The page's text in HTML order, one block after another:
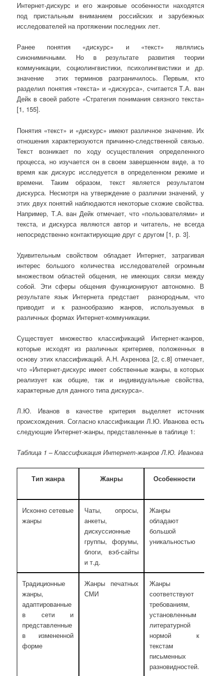
Интернет-дискурс и его жанровые особенности находятся
под пристальным вниманием российских и зарубежных
исследователей на протяжении последних лет.
Ранее понятия «дискурс» и «текст» являлись
синонимичными. Но в результате развития теории
коммуникации, социолингвистики, психолингвистики и др.
значение этих терминов разграничилось. Первым, кто
разделил понятия «текста» и «дискурса», считается Т.А. ван
Дейк в своей работе «Стратегия понимания связного текста»
[1, 155].
Понятия «текст» и «дискурс» имеют различное значение. Их
отношения характеризуются причинно-следственной связью.
Текст возникает по ходу осуществления определенного
процесса, но изучается он в своем завершенном виде, а то
время как дискурс исследуется в определенном режиме и
времени. Таким образом, текст является результатом
дискурса. Несмотря на утверждение о различии значений, у
этих двух понятий наблюдаются некоторые схожие свойства.
Например, Т.А. ван Дейк отмечает, что «пользователями» и
текста, и дискурса являются автор и читатель, не всегда
непосредственно контактирующие друг с другом [1, р. 3].
Удивительным свойством обладает Интернет, затрагивая
интерес большого количества исследователей огромным
множеством областей общения, не имеющих связи между
собой. Эти сферы общения функционируют автономно. В
результате язык Интернета предстает разнородным, что
приводит и к разнообразию жанров, используемых в
различных формах Интернет-коммуникации.
Существует множество классификаций Интернет-жанров,
которые исходят из различных критериев, положенных в
основу этих классификаций. А.Н. Ахренова [2, с.8] отмечает,
что «Интернет-дискурс имеет собственные жанры, в которых
реализует как общие, так и индивидуальные свойства,
характерные для данного типа дискурса».
Л.Ю. Иванов в качестве критерия выделяет источник
происхождения. Согласно классификации Л.Ю. Иванова есть
следующие Интернет-жанры, представленные в таблице 1:
Таблица 1 – Классификация Интернет-жанров Л.Ю. Иванова
Тип жанра Жанры Особенности
Исконно сетевые
жанры
Чаты, опросы,
анкеты,
дискуссионные
группы, форумы,
блоги, вэб-сайты
и т.д.
Жанры
обладают
большой
уникальностью
Традиционные
жанры,
адаптированные
в сети и
представленные
в измененной
форме
Жанры печатных
СМИ
Жанры
соответствуют
требованиям,
установленным
литературной
нормой к
текстам
письменных
разновидностей.